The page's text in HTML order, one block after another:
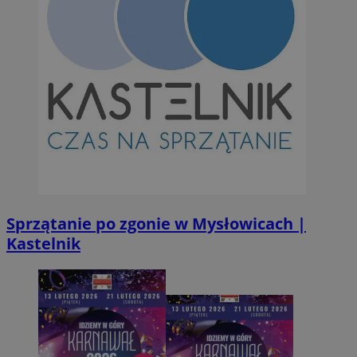
Sprzątanie po zgonie w Mysłowicach |
Kastelnik
INGRESSCOOKIE
NGINX Inc.
bh.contextweb.com
CookieScriptConsent
CookieScript